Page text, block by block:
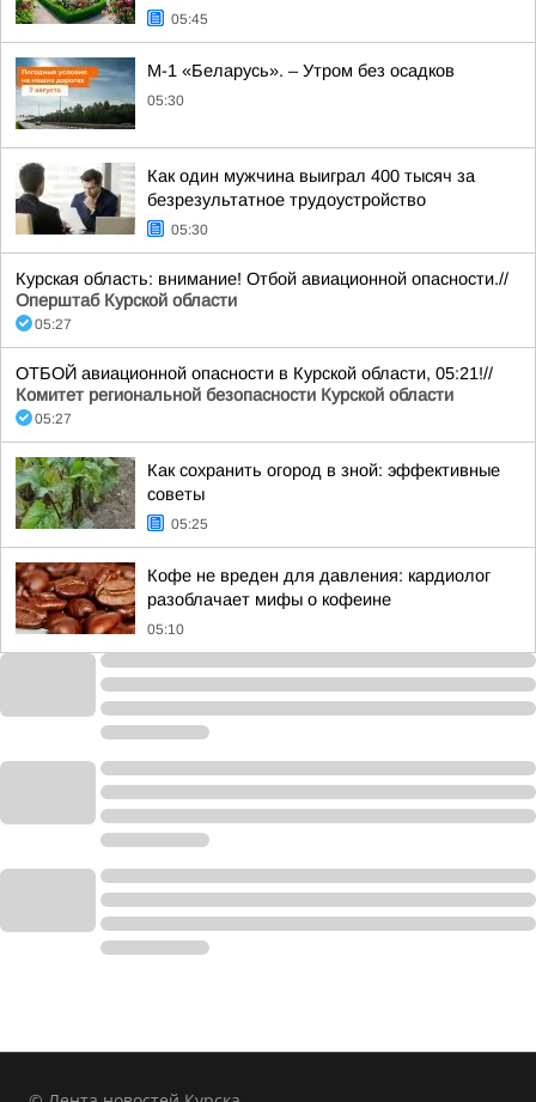
05:45
М-1 «Беларусь». – Утром без осадков
05:30
Как один мужчина выиграл 400 тысяч за
безрезультатное трудоустройство
05:30
Курская область: внимание! Отбой авиационной опасности.//
Оперштаб Курской области
05:27
ОТБОЙ авиационной опасности в Курской области, 05:21!//
Комитет региональной безопасности Курской области
05:27
Как сохранить огород в зной: эффективные
советы
05:25
Кофе не вреден для давления: кардиолог
разоблачает мифы о кофеине
05:10